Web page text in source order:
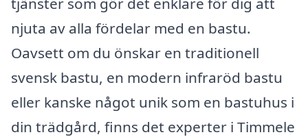
njuta av alla fördelar med en bastu.
Oavsett om du önskar en traditionell
svensk bastu, en modern infraröd bastu
eller kanske något unik som en bastuhus i
din trädgård, finns det experter i Timmele